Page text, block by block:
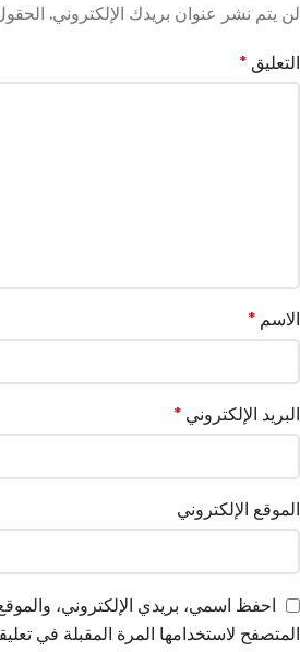
لن يتم نشر عنوان بريدك الإلكتروني.
التعليق *
الاسم *
البريد الإلكتروني *
الموقع الإلكتروني
احفظ اسمي، بريدي الإلكتروني،
المتصفح لاستخدامها المرة المقبلة في